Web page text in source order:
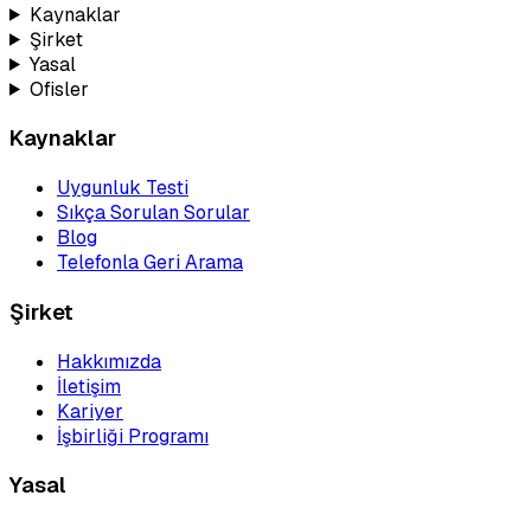
Kaynaklar
Şirket
Yasal
Ofisler
Kaynaklar
Uygunluk Testi
Sıkça Sorulan Sorular
Blog
Telefonla Geri Arama
Şirket
Hakkımızda
İletişim
Kariyer
İşbirliği Programı
Yasal